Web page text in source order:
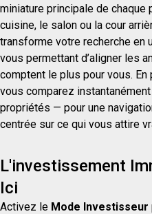
miniature principale de
cuisine, le salon ou la cour
transforme votre recherche en
vous permettant d’aligner les
comptent le plus pour vous.
vous comparez
propriétés — pour une
centrée sur ce qui vous attire
L'investissement
Ici
Activez le Mode Investisseur